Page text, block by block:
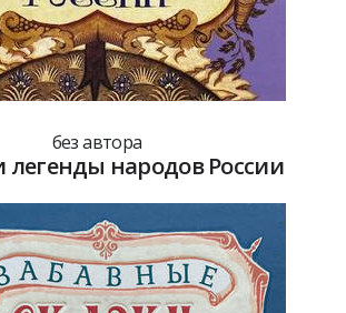
без автора
легенды народов России